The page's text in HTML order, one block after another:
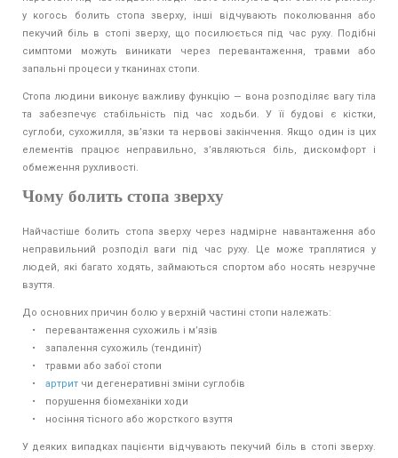
у когось болить стопа зверху, інші відчувають поколювання або
пекучий біль в стопі зверху, що посилюється під час руху. Подібні
симптоми можуть виникати через перевантаження, травми або
запальні процеси у тканинах стопи.
Стопа людини виконує важливу функцію — вона розподіляє вагу тіла
та забезпечує стабільність під час ходьби. У її будові є кістки,
суглоби, сухожилля, зв’язки та нервові закінчення. Якщо один із цих
елементів працює неправильно, з’являються біль, дискомфорт і
обмеження рухливості.
Чому болить стопа зверху
Найчастіше болить стопа зверху через надмірне навантаження або
неправильний розподіл ваги під час руху. Це може траплятися у
людей, які багато ходять, займаються спортом або носять незручне
взуття.
До основних причин болю у верхній частині стопи належать:
• перевантаження сухожиль і м’язів
• запалення сухожиль (тендиніт)
• травми або забої стопи
• артрит чи дегенеративні зміни суглобів
• порушення біомеханіки ходи
• носіння тісного або жорсткого взуття
У деяких випадках пацієнти відчувають пекучий біль в стопі зверху.